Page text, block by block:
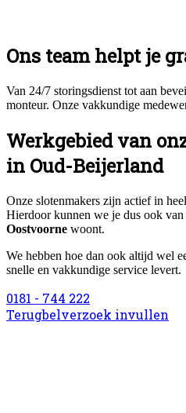
Ons team helpt je
Van 24/7 storingsdienst tot aan
monteur. Onze vakkundige
Werkgebied van
in Oud-Beijerland
Onze slotenmakers zijn actief in heel
Hierdoor kunnen we je dus ook
Oostvoorne woont.
We hebben hoe dan ook altijd wel
snelle en vakkundige service levert.
0181 - 744 222
Terugbelverzoek invullen